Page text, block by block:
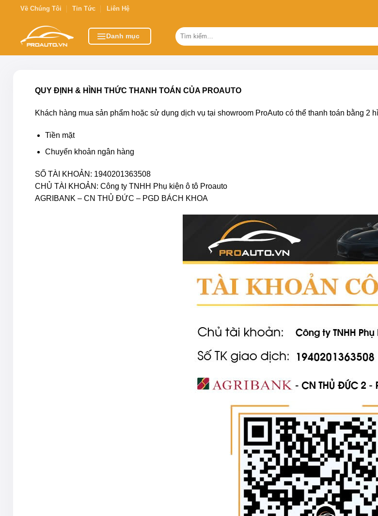
Về Chúng Tôi Tin Tức Liên Hệ
Danh mục
Tìm
kiếm:
QUY ĐỊNH & HÌNH THỨC THANH TOÁN CỦA PROAUTO
Khách hàng mua sản phẩm hoặc sử dụng dịch vụ tại showroom ProAuto có thể thanh toán bằng 2
Tiền mặt
Chuyển khoản ngân hàng
SỐ TÀI KHOẢN: 1940201363508
CHỦ TÀI KHOẢN: Công ty TNHH Phụ kiện ô tô Proauto
AGRIBANK – CN THỦ ĐỨC – PGD BÁCH KHOA